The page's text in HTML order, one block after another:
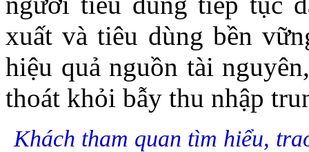
xuất và tiêu dùng bền
hiệu quả nguồn tài
thoát khỏi bẫy thu nhập
Khách tham quan tìm hiểu,